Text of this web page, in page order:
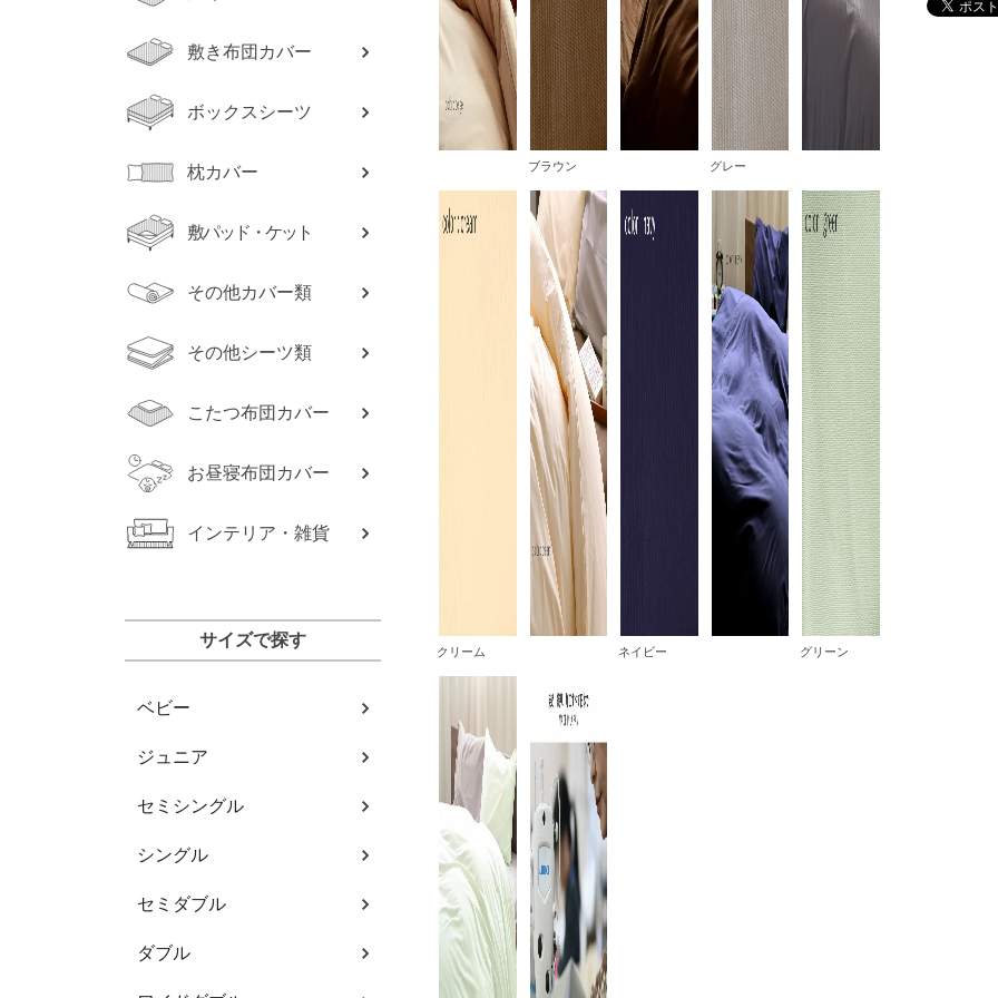
敷き布団カバー
ボックスシーツ
枕カバー
敷パッド・ケット
その他カバー類
その他シーツ類
こたつ布団カバー
お昼寝布団カバー
インテリア・雑貨
サイズで探す
ベビー
ジュニア
セミシングル
シングル
セミダブル
ダブル
ブラウン グレー
クリーム ネイビー グリーン